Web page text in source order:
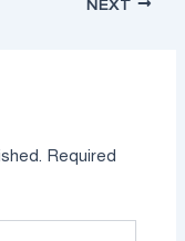
NEXT
Required